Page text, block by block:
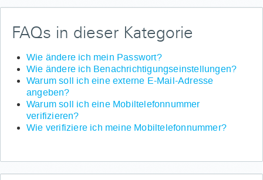
FAQs in dieser Kategorie
Wie ändere ich mein Passwort?
Wie ändere ich Benachrichtigungseinstellungen?
Warum soll ich eine externe E-Mail-Adresse
angeben?
Warum soll ich eine Mobiltelefonnummer
verifizieren?
Wie verifiziere ich meine Mobiltelefonnummer?